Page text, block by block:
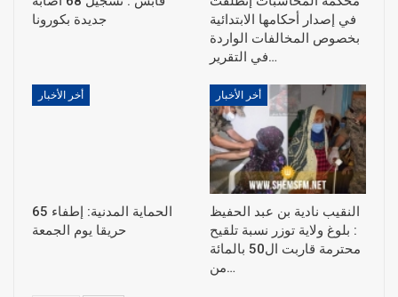
جديدة بكورونا
في إصدار أحكامها الابتدائية
بخصوص المخالفات الواردة
في التقرير…
أخر الأخبار
الحماية المدنية: إطفاء 65
حريقا يوم الجمعة
أخر الأخبار
النقيب نادية بن عبد الحفيظ
: بلوغ ولاية توزر نسبة تلقيح
محترمة قاربت ال50 بالمائة
من…